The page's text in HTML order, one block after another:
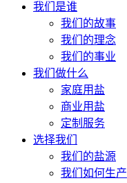
我们是谁
我们的故事
我们的理念
我们的事业
我们做什么
家庭用盐
商业用盐
定制服务
选择我们
我们的盐源
我们如何生产